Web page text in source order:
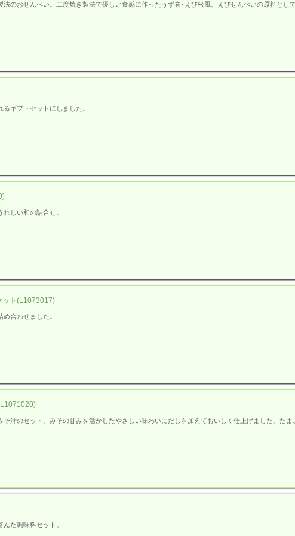
のおせんべい。二度焼き製法で優しい食感に作ったうず巻･えび松風。えびせんべいの原料とし
ギフトセットにしました。
しい和の詰合せ。
ット(L1073017)
合わせました。
汁のセット。みその甘みを活かしたやさしい味わいにだしを加えておいしく仕上げました。たま
だ調味料セット。